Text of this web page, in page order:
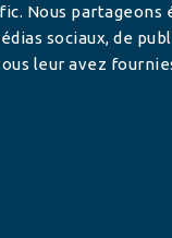
Nous
sociaux, de
leur avez